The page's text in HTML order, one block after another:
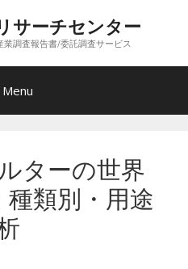
サーチセンター
調査報告書/委託調査サービス
Menu
ターの世界
類別・用途